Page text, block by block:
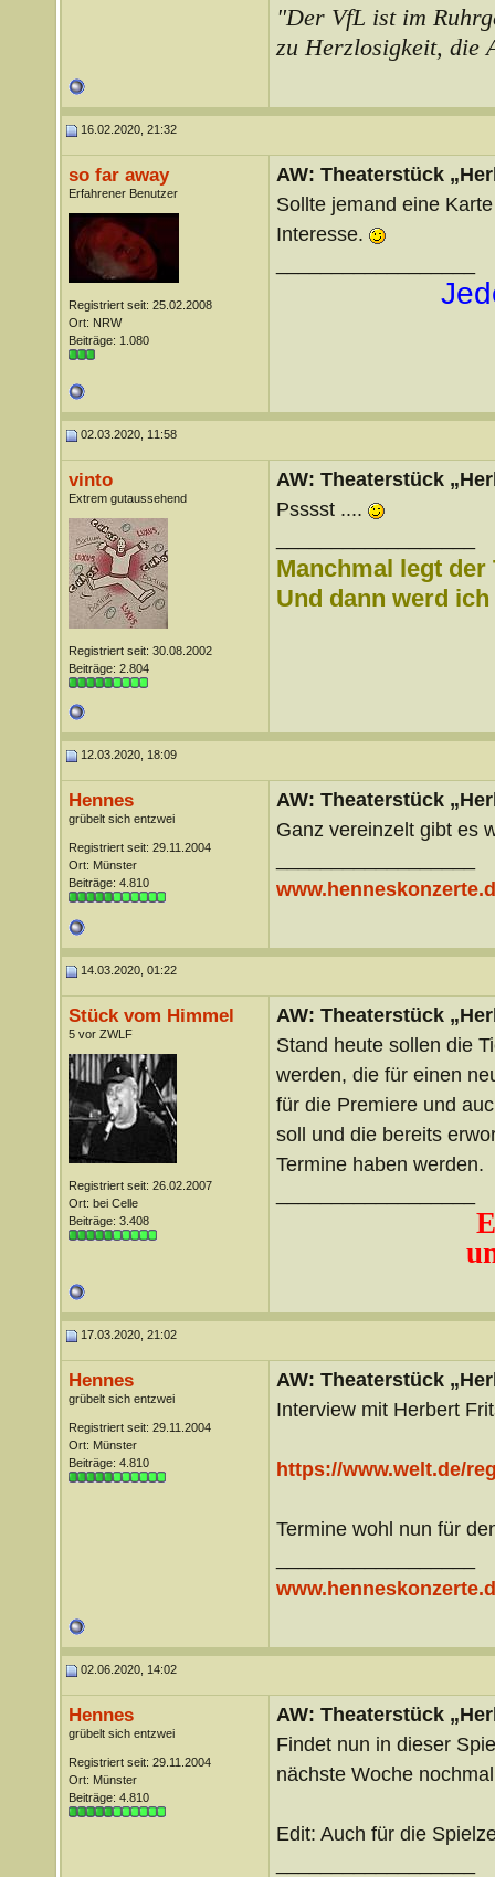
"Der VfL ist im
zu Herzlosigkeit, die
16.02.2020, 21:32
so far away
Erfahrener Benutzer
Registriert seit: 25.02.2008
Ort: NRW
Beiträge: 1.080
AW: Theaterstück
Sollte jemand eine
Interesse.
02.03.2020, 11:58
vinto
Extrem gutaussehend
Registriert seit: 30.08.2002
Beiträge: 2.804
AW: Theaterstück
Psssst ....
Manchmal legt
Und dann werd
12.03.2020, 18:09
Hennes
grübelt sich entzwei
Registriert seit: 29.11.2004
Ort: Münster
Beiträge: 4.810
AW: Theaterstück
Ganz vereinzelt gibt es
14.03.2020, 01:22
Stück vom Himmel
5 vor ZWLF
Registriert seit: 26.02.2007
Ort: bei Celle
Beiträge: 3.408
AW: Theaterstück
Stand heute sollen die
werden, die für einen
für die Premiere und
soll und die bereits
Termine haben werden.
17.03.2020, 21:02
Hennes
grübelt sich entzwei
Registriert seit: 29.11.2004
Ort: Münster
Beiträge: 4.810
AW: Theaterstück
Interview mit Herbert
https://www.welt.de/
Termine wohl nun für
02.06.2020, 14:02
Hennes
grübelt sich entzwei
Registriert seit: 29.11.2004
Ort: Münster
Beiträge: 4.810
AW: Theaterstück
Findet nun in dieser
nächste Woche
Edit: Auch für die